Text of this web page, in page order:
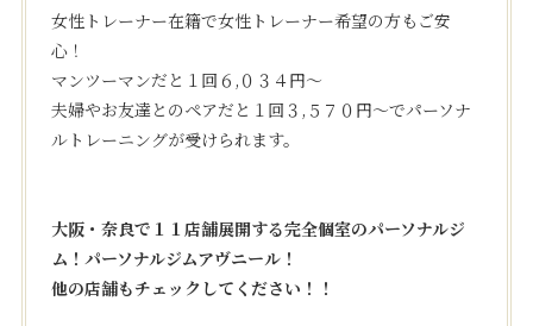
女性トレーナー在籍で女性トレーナー希望の方もご安
心！
マンツーマンだと１回６,０３４円〜
夫婦やお友達とのペアだと１回３,５７０円〜でパーソナ
ルトレーニングが受けられます。
大阪・奈良で１１店舗展開する完全個室のパーソナルジ
ム！パーソナルジムアヴニール！
他の店舗もチェックしてください！！